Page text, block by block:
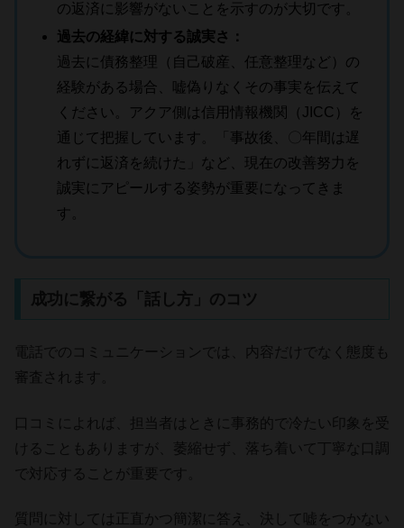
の返済に影響がないことを示すのが大切です。
過去の経緯に対する誠実さ：
過去に債務整理（自己破産、任意整理など）の
経験がある場合、嘘偽りなくその事実を伝えて
ください。アクア側は信用情報機関（JICC）を
通じて把握しています。「事故後、〇年間は遅
れずに返済を続けた」など、現在の改善努力を
誠実にアピールする姿勢が重要になってきま
す。
成功に繋がる「話し方」のコツ
電話でのコミュニケーションでは、内容だけでなく態度も
審査されます。
口コミによれば、担当者はときに事務的で冷たい印象を受
けることもありますが、萎縮せず、落ち着いて丁寧な口調
で対応することが重要です。
質問に対しては正直かつ簡潔に答え、決して嘘をつかない